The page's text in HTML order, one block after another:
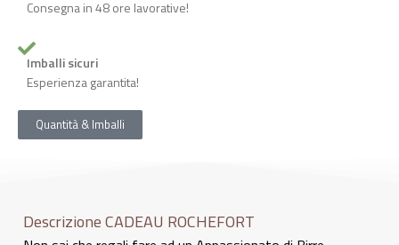
Consegna in 48 ore lavorative!
Imballi sicuri
Esperienza garantita!
Quantità & Imballi
Descrizione CADEAU ROCHEFORT